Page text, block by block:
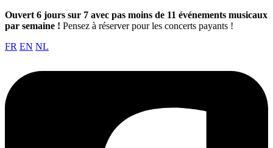
Ouvert 6 jours sur 7 avec pas moins de 11 événements musicaux
par semaine ! Pensez à réserver pour les concerts payants !
FR EN NL